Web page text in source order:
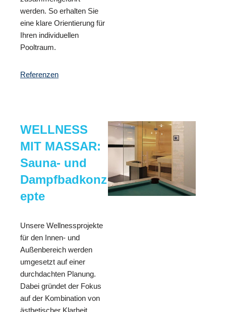
werden. So erhalten Sie
eine klare Orientierung für
Ihren individuellen
Pooltraum.
Referenzen
WELLNESS
MIT MASSAR:
Sauna- und
Dampfbadkonz
epte
Unsere Wellnessprojekte
für den Innen- und
Außenbereich werden
umgesetzt auf einer
durchdachten Planung.
Dabei gründet der Fokus
auf der Kombination von